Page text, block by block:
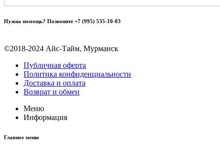
Нужна помощь? Позвоните +7 (995) 535-10-03
©2018-2024 Айс-Тайм, Мурманск
Публичная оферта
Политика конфиденциальности
Доставка и оплата
Возврат и обмен
Меню
Информация
Главное меню